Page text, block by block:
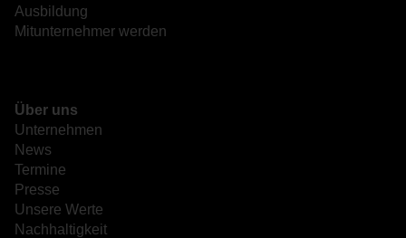
Ausbildung
Mitunternehmer werden
Über uns
Unternehmen
News
Termine
Presse
Unsere Werte
Nachhaltigkeit